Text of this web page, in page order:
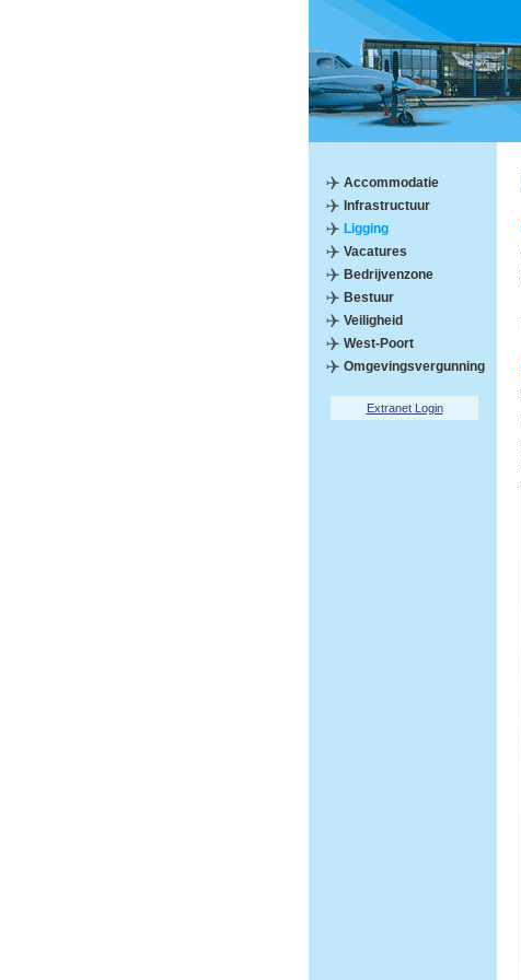
Accommodatie
Infrastructuur
Ligging
Vacatures
Bedrijvenzone
Bestuur
Veiligheid
West-Poort
Omgevingsvergunning
Extranet Login